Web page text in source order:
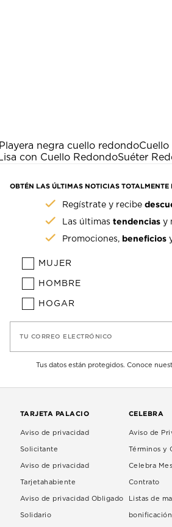
Playera negra cuello redondo
con Cuello RedondoSuéter
OBTÉN LAS ÚLTIMAS NOTICIAS TOTALMENTE
Regístrate y recibe
Las últimastendencias y
Promociones, beneficios
MUJER
HOMBRE
HOGAR
TU CORREO ELECTRÓNICO
Tus datos están protegidos. Conoce
TARJETA PALACIO
Aviso de privacidad
Solicitante
Aviso de privacidad
Tarjetahabiente
Aviso de privacidad Obligado
Solidario
CELEBRA
Aviso de
Términos y
Celebra
Contrato
Listas de
bonificación